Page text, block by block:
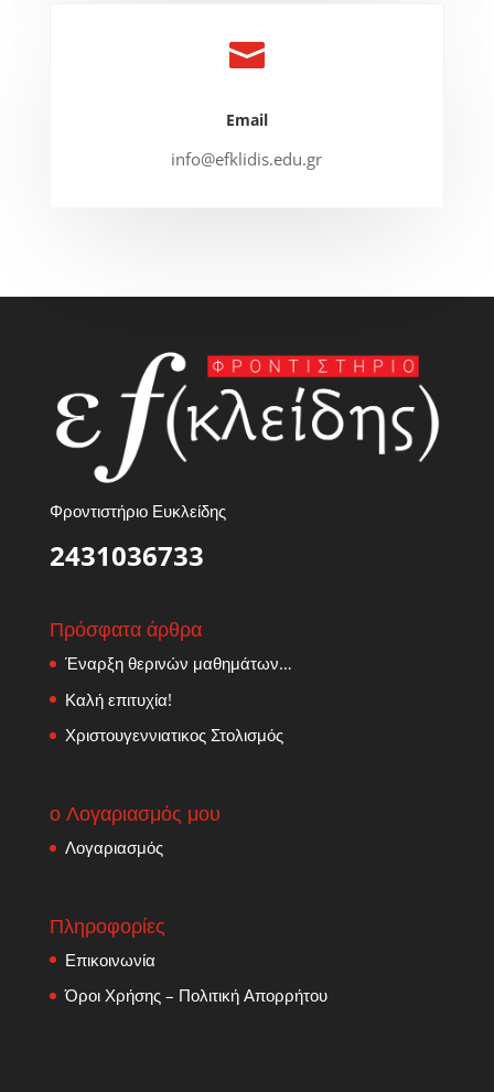

Email
info@efklidis.edu.gr
Φροντιστήριο Ευκλείδης
2431036733
Πρόσφατα άρθρα
Έναρξη θερινών μαθημάτων…
Καλή επιτυχία!
Χριστουγεννιατικος Στολισμός
ο Λογαριασμός μου
Λογαριασμός
Πληροφορίες
Επικοινωνία
Όροι Χρήσης – Πολιτική Απορρήτου